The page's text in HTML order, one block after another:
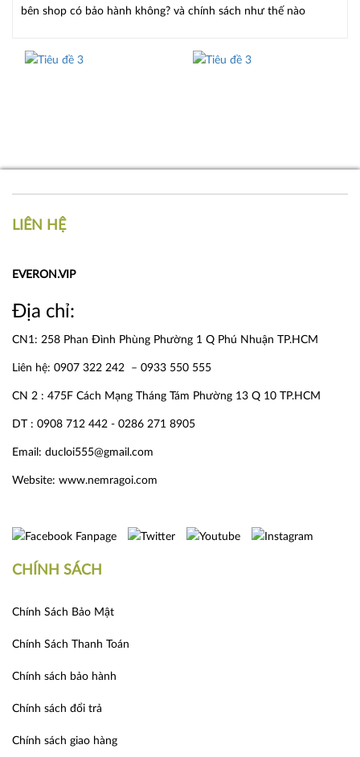
bên shop có bảo hành không? và chính sách như thế nào
LIÊN HỆ
EVERON.VIP
Địa chỉ:
CN1: 258 Phan Đình Phùng Phường 1 Q Phú Nhuận TP.HCM
Liên hệ: 0907 322 242 – 0933 550 555
CN 2 : 475F Cách Mạng Tháng Tám Phường 13 Q 10 TP.HCM
DT : 0908 712 442 - 0286 271 8905
Email: ducloi555@gmail.com
Website: www.nemragoi.com
CHÍNH SÁCH
Chính Sách Bảo Mật
Chính Sách Thanh Toán
Chính sách bảo hành
Chính sách đổi trả
Chính sách giao hàng